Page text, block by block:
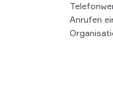
Anrufen